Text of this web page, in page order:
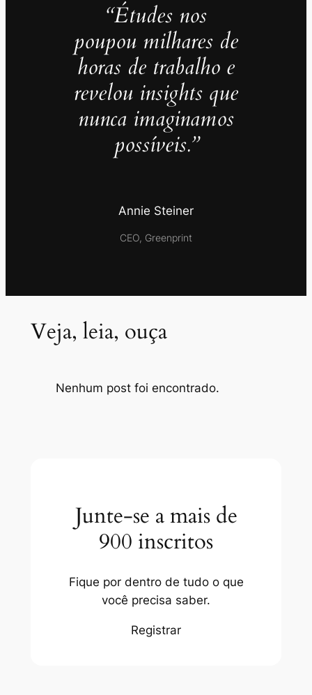
“Études nos
poupou milhares de
horas de trabalho e
revelou insights que
nunca imaginamos
possíveis.”
Annie Steiner
CEO, Greenprint
Veja, leia, ouça
Nenhum post foi encontrado.
Junte-se a mais de
900 inscritos
Fique por dentro de tudo o que
você precisa saber.
Registrar